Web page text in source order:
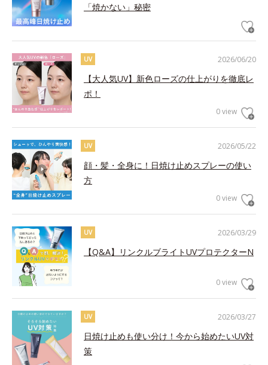
「焼かない」秘密
2026/06/20
UV
【大人気UV】新色ローズの仕上がりを徹底レ
ポ！
0 view
2026/05/22
UV
顔・髪・全身に！日焼け止めスプレーの使い
方
0 view
2026/03/29
UV
【Q&A】リンクルブライトUVプロテクターN
0 view
2026/03/27
UV
日焼け止めも使い分け！今から始めたいUV対
策